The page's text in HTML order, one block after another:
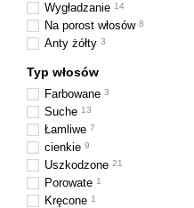
Wygładzanie 14
Na porost włosów 8
Anty żółty 3
Typ włosów
Farbowane 3
Suche 13
Łamliwe 7
cienkie 9
Uszkodzone 21
Porowate 1
Kręcone 1